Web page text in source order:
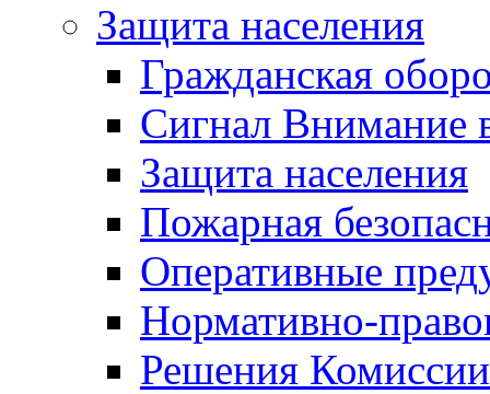
Защита населения
Гражданская
Сигнал Внимание
Защита населения
Пожарная
Оперативные
Нормативно-
Решения